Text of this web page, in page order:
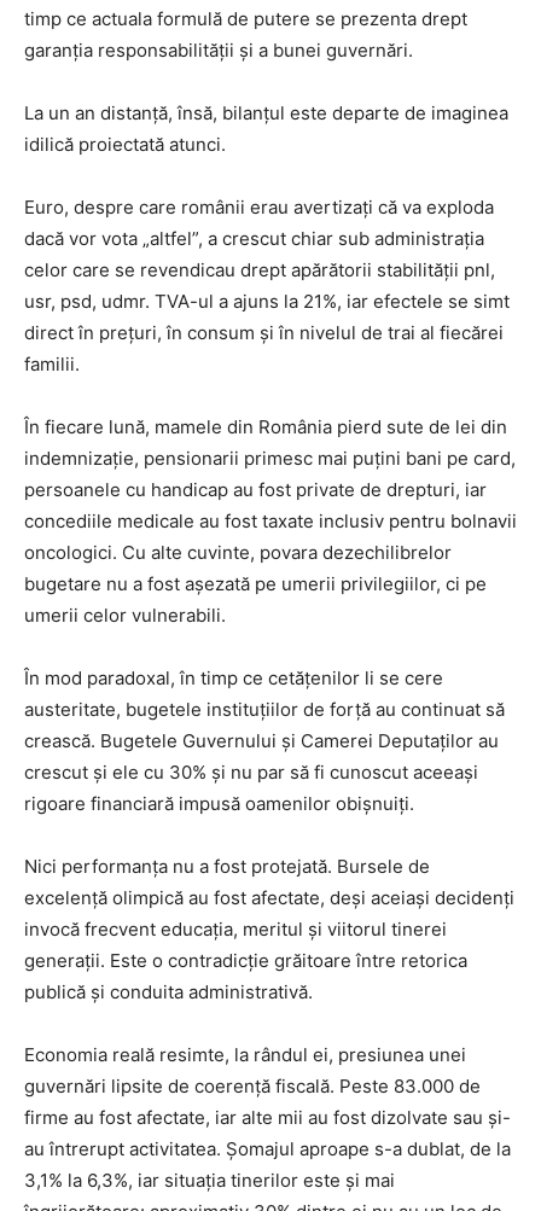
timp ce actuala formulă de putere se prezenta drept
garanția responsabilității și a bunei guvernări.
La un an distanță, însă, bilanțul este departe de imaginea
idilică proiectată atunci.
Euro, despre care românii erau avertizați că va exploda
dacă vor vota „altfel”, a crescut chiar sub administrația
celor care se revendicau drept apărătorii stabilității pnl,
usr, psd, udmr. TVA-ul a ajuns la 21%, iar efectele se simt
direct în prețuri, în consum și în nivelul de trai al fiecărei
familii.
În fiecare lună, mamele din România pierd sute de lei din
indemnizație, pensionarii primesc mai puțini bani pe card,
persoanele cu handicap au fost private de drepturi, iar
concediile medicale au fost taxate inclusiv pentru bolnavii
oncologici. Cu alte cuvinte, povara dezechilibrelor
bugetare nu a fost așezată pe umerii privilegiilor, ci pe
umerii celor vulnerabili.
În mod paradoxal, în timp ce cetățenilor li se cere
austeritate, bugetele instituțiilor de forță au continuat să
crească. Bugetele Guvernului și Camerei Deputaților au
crescut și ele cu 30% și nu par să fi cunoscut aceeași
rigoare financiară impusă oamenilor obișnuiți.
Nici performanța nu a fost protejată. Bursele de
excelență olimpică au fost afectate, deși aceiași decidenți
invocă frecvent educația, meritul și viitorul tinerei
generații. Este o contradicție grăitoare între retorica
publică și conduita administrativă.
Economia reală resimte, la rândul ei, presiunea unei
guvernări lipsite de coerență fiscală. Peste 83.000 de
firme au fost afectate, iar alte mii au fost dizolvate sau și-
au întrerupt activitatea. Șomajul aproape s-a dublat, de la
3,1% la 6,3%, iar situația tinerilor este și mai